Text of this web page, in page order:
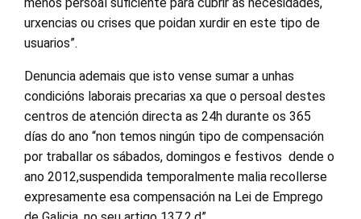
menos persoal suficiente para cubrir as necesidades,
urxencias ou crises que poidan xurdir en este tipo de
usuarios”.
Denuncia ademais que isto vense sumar a unhas
condicións laborais precarias xa que o persoal destes
centros de atención directa as 24h durante os 365
días do ano “non temos ningún tipo de compensación
por traballar os sábados, domingos e festivos dende o
ano 2012,suspendida temporalmente malia recollerse
expresamente esa compensación na Lei de Emprego